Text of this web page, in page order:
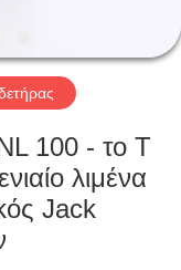
100 - το Τ
λιμένα
Jack